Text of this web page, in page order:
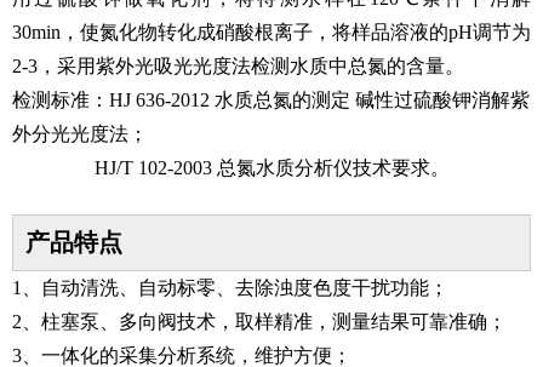
30min，使氮化物转化成硝酸根离子，将样品溶液的pH调节为
2-3，采用紫外光吸光光度法检测水质中总氮的含量。
检测标准： HJ 636-2012 水质总氮的测定 碱性过硫酸钾消解紫
外分光光度法；
HJ/T 102-2003 总氮水质分析仪技术要求。
产品特点
1、
自动清洗、自动标零、去除浊度色度干扰功能；
2、柱塞泵、多向阀技术，取样精准，测量结果可靠准确；
3、一体化的采集分析系统，维护方便；